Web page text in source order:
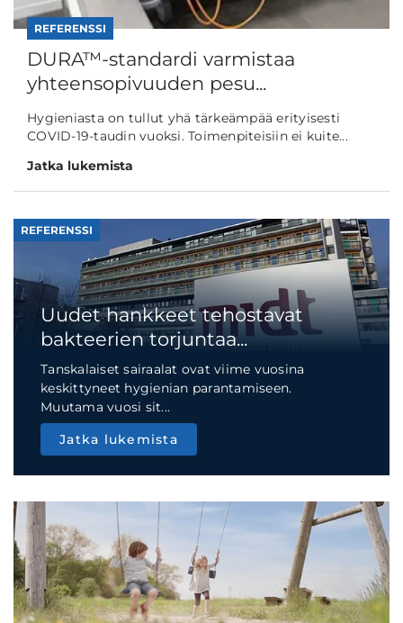
REFERENSSI
DURA™-standardi varmistaa
yhteensopivuuden pesu...
Hygieniasta on tullut yhä tärkeämpää erityisesti
COVID-19-taudin vuoksi. Toimenpiteisiin ei kuite...
Jatka lukemista
REFERENSSI
Uudet hankkeet tehostavat
bakteerien torjuntaa...
Tanskalaiset sairaalat ovat viime vuosina
keskittyneet hygienian parantamiseen.
Muutama vuosi sit...
Jatka lukemista